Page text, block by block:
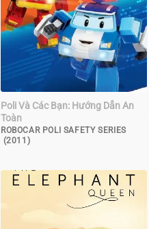
Poli Và Các Bạn: Hướng Dẫn An
Toàn
ROBOCAR POLI SAFETY SERIES
(2011)